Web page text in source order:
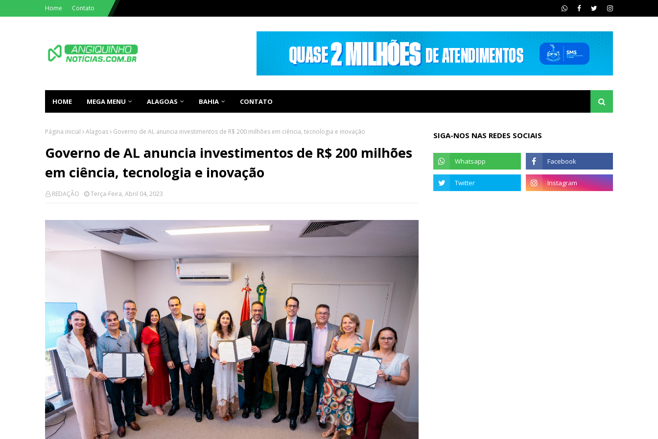
Home Contato
HOME MEGA MENU ALAGOAS BAHIA CONTATO
Página inicial Alagoas Governo de AL anuncia investimentos de R$ 200 milhões em ciência, tecnologia e inovação
Governo de AL anuncia investimentos de R$ 200 milhões
em ciência, tecnologia e inovação
REDAÇÃO Terça-Feira, Abril 04, 2023
SIGA-NOS NAS REDES SOCIAIS